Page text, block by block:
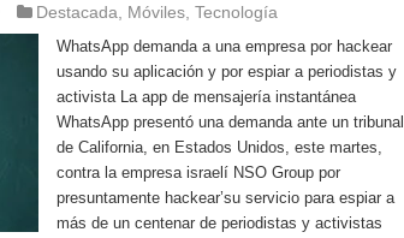
Destacada Móviles, Tecnología
WhatsApp demanda a una empresa por hackear
usando su aplicación y por espiar a periodistas y
activista La app de mensajería instantánea
WhatsApp presentó una demanda ante un tribunal
de California, en Estados Unidos, este martes,
contra la empresa israelí NSO Group por
presuntamente hackear’su servicio para espiar a
más de un centenar de periodistas y activistas